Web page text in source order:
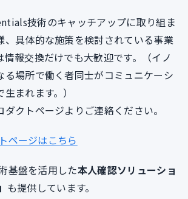
技術のキャッチアップに取り組ま
、具体的な施策を検討されている事業
報交換だけでも大歓迎です。（イノ
る場所で働く者同士がコミュニケーシ
まれます。）
クトページよりご連絡ください。
ページはこちら
基盤を活用した本人確認ソリューショ
も提供しています。